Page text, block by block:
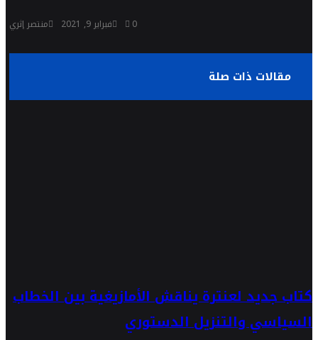
منتصر إثري فبراير 9, 2021 0
مقالات ذات صلة
كتاب جديد لعنترة يناقش الأمازيغية بين الخطاب
السياسي والتنزيل الدستوري